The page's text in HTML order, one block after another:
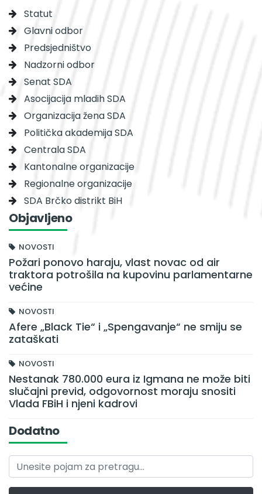
Statut
Glavni odbor
Predsjedništvo
Nadzorni odbor
Senat SDA
Asocijacija mladih SDA
Organizacija žena SDA
Politička akademija SDA
Centrala SDA
Kantonalne organizacije
Regionalne organizacije
SDA Brčko distrikt BiH
Objavljeno
NOVOSTI
Požari ponovo haraju, vlast novac od air
traktora potrošila na kupovinu parlamentarne
većine
NOVOSTI
Afere „Black Tie“ i „Spengavanje“ ne smiju se
zataškati
NOVOSTI
Nestanak 780.000 eura iz Igmana ne može biti
slučajni previd, odgovornost moraju snositi
Vlada FBiH i njeni kadrovi
Dodatno